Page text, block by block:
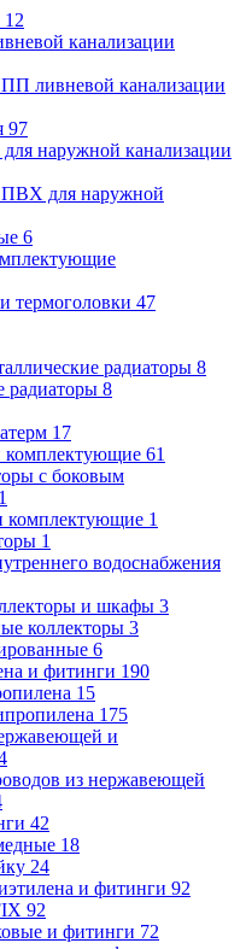
12
канализации
ливневой канализации
97
наружной канализации
для наружной
6
термоголовки 47
радиаторы 8
радиаторы 8
17
комплектующие 61
с боковым
комплектующие 1
1
водоснабжения
и шкафы 3
коллекторы 3
6
и фитинги 190
15
175
и
из нержавеющей
42
18
24
и фитинги 92
92
и фитинги 72